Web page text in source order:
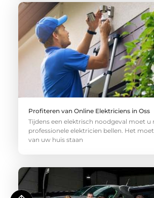
Profiteren van Online Elektriciens in Oss
Tijdens een elektrisch noodgeval moet u
professionele elektricien bellen. Het
van uw huis staan